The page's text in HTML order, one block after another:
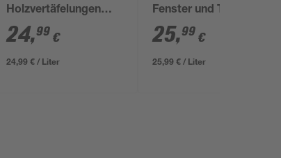
Holzvertäfelungen
nougatfarben matt 1 l
24,99 €
24,99 € / Liter
Fenster und Türen
reinweiß seidenmatt 1
l
25,99 €
25,99 € / Liter